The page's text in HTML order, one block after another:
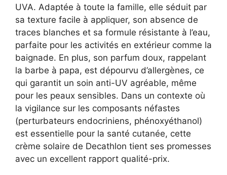
UVA. Adaptée à toute la famille, elle séduit par
sa texture facile à appliquer, son absence de
traces blanches et sa formule résistante à l’eau,
parfaite pour les activités en extérieur comme la
baignade. En plus, son parfum doux, rappelant
la barbe à papa, est dépourvu d’allergènes, ce
qui garantit un soin anti-UV agréable, même
pour les peaux sensibles. Dans un contexte où
la vigilance sur les composants néfastes
(perturbateurs endocriniens, phénoxyéthanol)
est essentielle pour la santé cutanée, cette
crème solaire de Decathlon tient ses promesses
avec un excellent rapport qualité-prix.